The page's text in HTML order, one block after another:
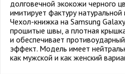
долговечной экокожи черного
имитирует фактуру натуральной
Чехол-книжка на Samsung
прошитые швы, а плотная
и обеспечивает
эффект. Модель имеет
как мужской и как женский